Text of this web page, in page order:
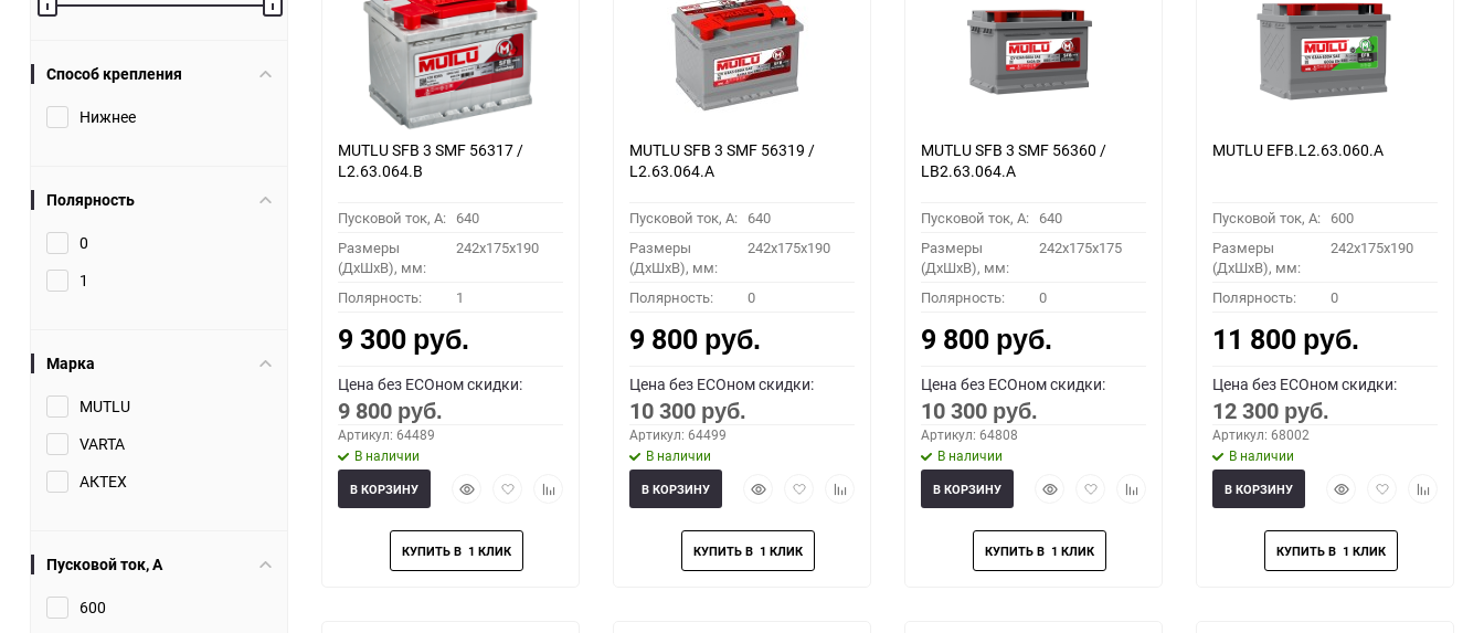
Способ крепления
Нижнее
Полярность
0
1
Марка
MUTLU
VARTA
АКТЕХ
Пусковой ток, A
600
60
90
150
MUTLU SFB 3 SMF 56317 /
L2.63.064.B
Пусковой ток, A: 640
Размеры
(ДхШхВ), мм:
242x175x190
Полярность: 1
9 300 руб.
Цена без ECOном скидки:
9 800 руб.
Артикул: 64489
В наличии
БыстрыйДобавить
избранное
Добавить
В КОРЗИНУ
MUTLU SFB 3 SMF 56319 /
L2.63.064.А
Пусковой ток, A: 640
Размеры
(ДхШхВ), мм:
242x175x190
Полярность: 0
9 800 руб.
Цена без ECOном скидки:
10 300 руб.
Артикул: 64499
В наличии
БыстрыйДобавить
избранное
Добавить
В КОРЗИНУ
MUTLU SFB 3 SMF 56360 /
LB2.63.064.A
Пусковой ток, A: 640
Размеры
(ДхШхВ), мм:
242x175x175
Полярность: 0
9 800 руб.
Цена без ECOном скидки:
10 300 руб.
Артикул: 64808
В наличии
БыстрыйДобавить
избранное
Добавить
В КОРЗИНУ
MUTLU EFB.L2.63.060.A
Пусковой ток, A: 600
Размеры
(ДхШхВ), мм:
242х175х190
Полярность: 0
11 800 руб.
Цена без ECOном скидки:
12 300 руб.
Артикул: 68002
В наличии
БыстрыйДобавить
избранное
Добавить
В КОРЗИНУ